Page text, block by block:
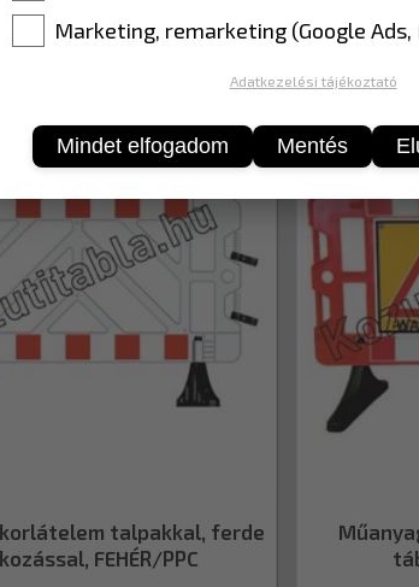
talpakkal, ferde
FEHÉR/PPC
Marketing, remarketing (Google Ads,
Adatkezelési tájékoztató
Mindet elfogadom Mentés